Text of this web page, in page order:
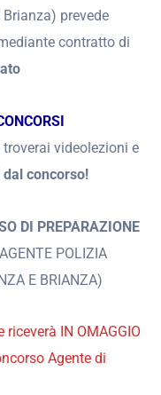
prevede
contratto di
videolezioni e
concorso!
DI PREPARAZIONE
POLIZIA
E BRIANZA)
IN OMAGGIO
Agente di